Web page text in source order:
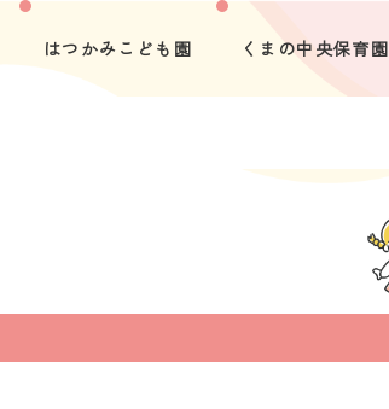
はつかみこども園 くまの中央保育園